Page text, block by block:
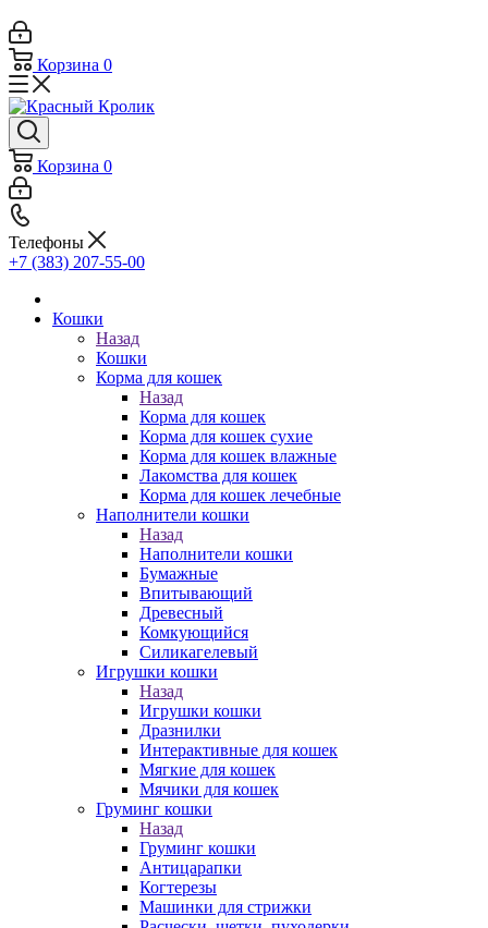
Корзина 0
Корзина 0
Телефоны
+7 (383) 207-55-00
Кошки
Назад
Кошки
Корма для кошек
Назад
Корма для кошек
Корма для кошек сухие
Корма для кошек влажные
Лакомства для кошек
Корма для кошек лечебные
Наполнители кошки
Назад
Наполнители кошки
Бумажные
Впитывающий
Древесный
Комкующийся
Силикагелевый
Игрушки кошки
Назад
Игрушки кошки
Дразнилки
Интерактивные для кошек
Мягкие для кошек
Мячики для кошек
Груминг кошки
Назад
Груминг кошки
Антицарапки
Когтерезы
Машинки для стрижки